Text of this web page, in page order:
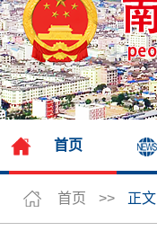
首页
首页 >> 正文